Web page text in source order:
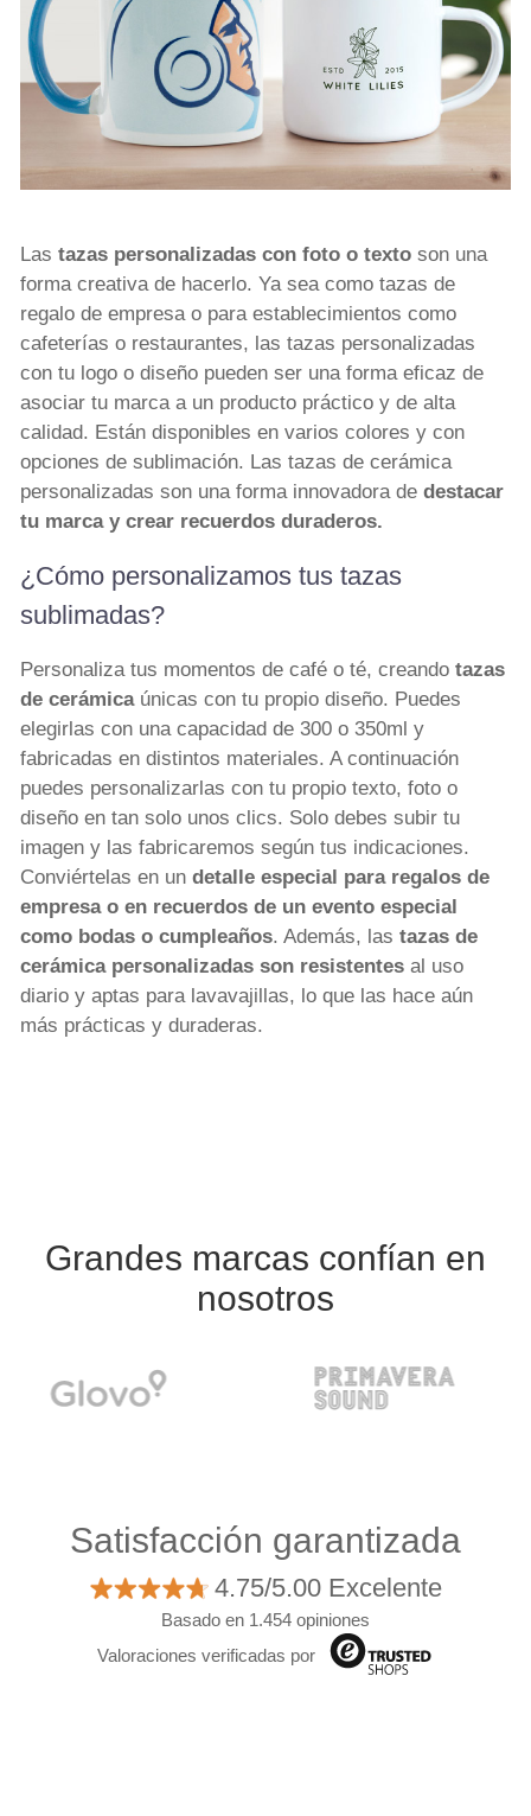
Las tazas personalizadas con foto o textoson una
forma creativa de hacerlo. Ya sea como tazas de
regalo de empresa o para establecimientos como
cafeterías o restaurantes, las tazas personalizadas
con tu logo o diseño pueden ser una forma eficaz de
asociar tu marca a un producto práctico y de alta
calidad. Están disponibles en varios colores y con
opciones de sublimación. Las tazas de cerámica
personalizadas son una forma innovadora de destacar
tu marca y crear recuerdos duraderos.
¿Cómo personalizamos tus tazas
sublimadas?
Personaliza tus momentos de café o té, creando tazas
de cerámicaúnicas con tu propio diseño. Puedes
elegirlas con una capacidad de 300 o 350ml y
fabricadas en distintos materiales. A continuación
puedes personalizarlas con tu propio texto, foto o
diseño en tan solo unos clics. Solo debes subir tu
imagen y las fabricaremos según tus indicaciones.
Conviértelas en un detalle especial para regalos de
empresa o en recuerdos de un evento especial
como bodas o cumpleaños. Además, las tazas de
cerámica personalizadas son resistentesal uso
diario y aptas para lavavajillas, lo que las hace aún
más prácticas y duraderas.
Grandes marcas confían en
nosotros
Satisfacción garantizada
4.75/5.00 Excelente
Basado en 1.454 opiniones
Valoraciones verificadas por